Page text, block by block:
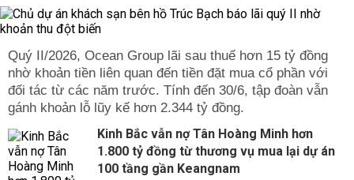
Pháp luật.
- Giúp UBND xã, phường, thị trấn đưa ra những giải
pháp tối ưu cho các chiến lược phát triển kinh tế, xã hội
phù hợp với tiềm năng đất đai.
- Hạn chế sự chồng chéo và chuyển đổi mục đích tùy
tiện trong quản lý sử dụng đất đai.
- Góp phần tạo lập sự ổn định, sự minh bạch, công bằng
xã hội trong hoạt động giao đất, cho thuê đất, đảm bảo
lợi ích của Nhà nước và lợi ích của người sử dụng đất.
Quý II/2026, Ocean Group lãi sau thuế hơn 15 tỷ đồng
nhờ khoản tiền liên quan đến tiền đặt mua cổ phần với
đối tác từ các năm trước. Tính đến 30/6, tập đoàn vẫn
gánh khoản lỗ lũy kế hơn 2.344 tỷ đồng.
Kinh Bắc vẫn nợ Tân Hoàng Minh hơn
1.800 tỷ đồng từ thương vụ mua lại dự án
100 tầng gần Keangnam